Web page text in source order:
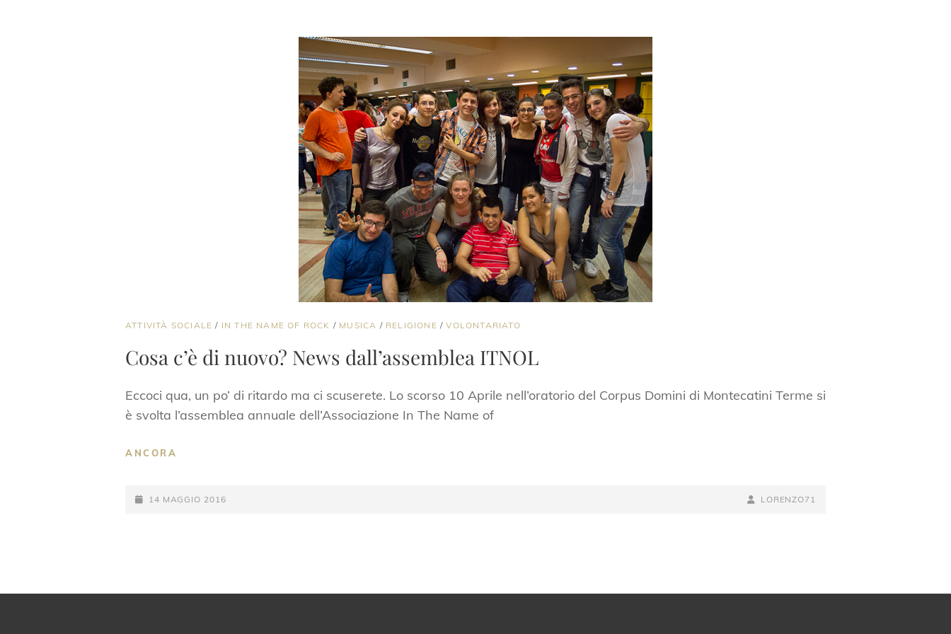
CAT
ATTIVITÀ SOCIALE / IN THE NAME OF ROCK / MUSICA / RELIGIONE /VOLONTARIATO
Cosa c’è di nuovo? News dall’assemblea ITNOL
Eccoci qua, un po’ di ritardo ma ci scuserete. Lo scorso 10 Aprile nell’oratorio del Corpus Domini di Montecatini Terme si
è svolta l’assemblea annuale dell’Associazione In The Name of
ANCORA
NUOVO?
POSTED-
14 MAGGIO 2016
BY
BYLINE
LORENZO71